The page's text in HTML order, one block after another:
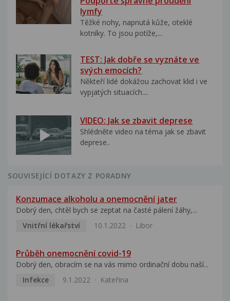
lymfy
Těžké nohy, napnutá kůže, oteklé
kotníky. To jsou potíže,...
TEST: Jak dobře se vyznáte ve
svých emocích?
Někteří lidé dokážou zachovat klid i ve
vypjatých situacích....
VIDEO: Jak se zbavit deprese
Shlédněte video na téma jak se zbavit
deprese..
SOUVISEJÍCÍ DOTAZY Z PORADNY
Konzumace alkoholu a onemocnění jater
Dobrý den, chtěl bych se zeptat na časté pálení žáhy,...
Vnitřní lékařství
10.1.2022 Libor
Průběh onemocnění covid-19
Dobrý den, obracím se na vás mimo ordinační dobu naší...
Infekce
9.1.2022 Kateřina